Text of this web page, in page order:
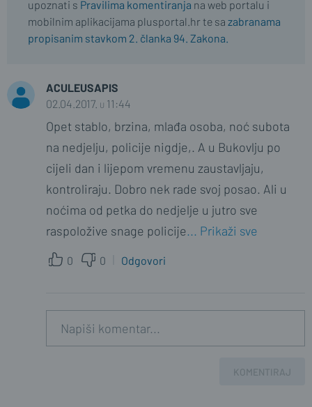
upoznati s Pravilima komentiranja na web portalu i
mobilnim aplikacijama plusportal.hr te sa zabranama
propisanim stavkom 2. članka 94. Zakona.
ACULEUSAPIS
02.04.2017. u 11:44
Opet stablo, brzina, mlađa osoba, noć subota
na nedjelju, policije nigdje,. A u Bukovlju po
cijeli dan i lijepom vremenu zaustavljaju,
kontroliraju. Dobro nek rade svoj posao. Ali u
noćima od petka do nedjelje u jutro sve
raspoložive snage policije... Prikaži sve
0 0 Odgovori
KOMENTIRAJ